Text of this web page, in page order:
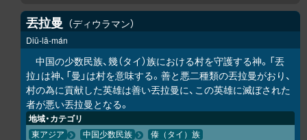
丟拉曼 ディウラマン
Diū-lā-mán
中国の少数民族、幾（タイ）族における村を守護する神。「丟
拉」は神、「曼」は村を意味する。善と悪二種類の丟拉曼がおり、
村の為に貢献した英雄は善い丟拉曼に、この英雄に滅ぼされた
者が悪い丟拉曼となる。
地域・カテゴリ
東アジア 中国少数民族 傣（タイ）族